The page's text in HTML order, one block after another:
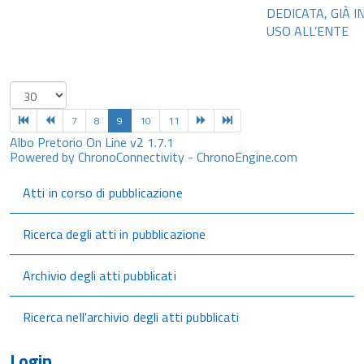
DEDICATA, GIÀ
USO ALL’ENTE
7 8 9 10 11
Albo Pretorio On Line v2 1.7.1
Powered by ChronoConnectivity - ChronoEngine.com
Atti in corso di pubblicazione
Ricerca degli atti in pubblicazione
Archivio degli atti pubblicati
Ricerca nell'archivio degli atti pubblicati